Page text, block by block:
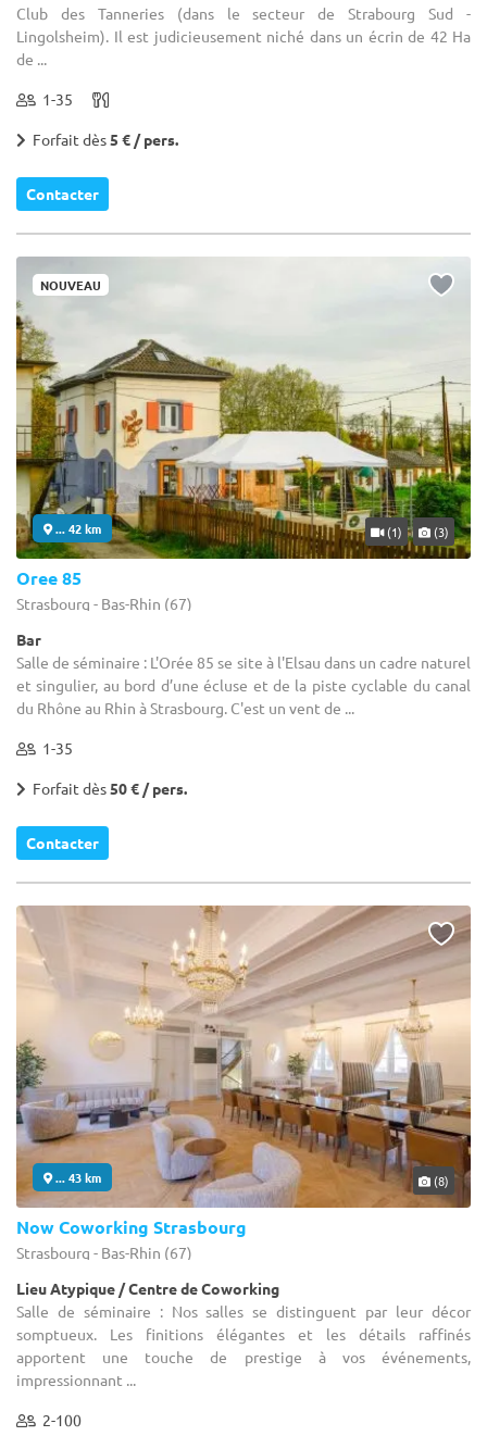
Club des Tanneries (dans le secteur de Strabourg Sud -
Lingolsheim). Il est judicieusement niché dans un écrin de 42 Ha
de ...
1-35
Forfait dès5 € / pers.
Contacter
NOUVEAU
... 42 km (1) (3)
Oree 85
Strasbourg - Bas-Rhin (67)
Bar
Salle de séminaire : L'Orée 85 se site à l'Elsau dans un cadre naturel
et singulier, au bord d’une écluse et de la piste cyclable du canal
du Rhône au Rhin à Strasbourg. C'est un vent de ...
1-35
Forfait dès50 € / pers.
Contacter
... 43 km (8)
Now Coworking Strasbourg
Strasbourg - Bas-Rhin (67)
Lieu Atypique / Centre de Coworking
Salle de séminaire : Nos salles se distinguent par leur décor
somptueux. Les finitions élégantes et les détails raffinés
apportent une touche de prestige à vos événements,
impressionnant ...
2-100